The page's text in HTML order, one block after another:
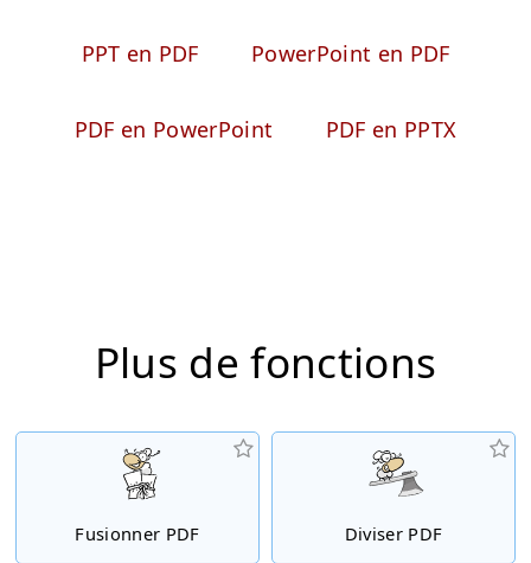
PPT en PDF PowerPoint en PDF
PDF en PowerPoint PDF en PPTX
Plus de fonctions
Fusionner PDF Diviser PDF